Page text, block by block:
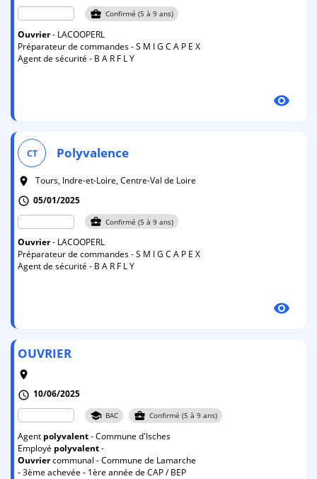
business_center Confirmé (5 à 9 ans)
Ouvrier- LACOOPERL
Préparateur de commandes - S M I G C A P E X
Agent de sécurité - B A R F L Y
visibility
CT Polyvalence
room
Tours, Indre-et-Loire, Centre-Val de Loire
schedule 05/01/2025
business_center Confirmé (5 à 9 ans)
Ouvrier- LACOOPERL
Préparateur de commandes - S M I G C A P E X
Agent de sécurité - B A R F L Y
visibility
OUVRIER
room
schedule 10/06/2025
school BAC business_center Confirmé (5 à 9 ans)
Agent polyvalent- Commune d'Isches
Employé polyvalent-
Ouvriercommunal - Commune de Lamarche
- 3ème achevée - 1ère année de CAP / BEP